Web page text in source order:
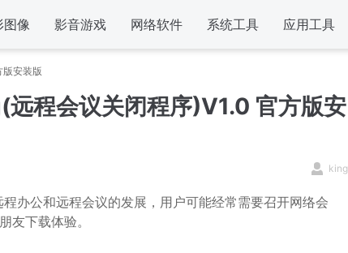
图像 影音游戏 网络软件 系统工具 应用工具
安装版
程会议关闭程序)V1.0 官方版安
king
办公和远程会议的发展，用户可能经常需要召开网络会
友下载体验。